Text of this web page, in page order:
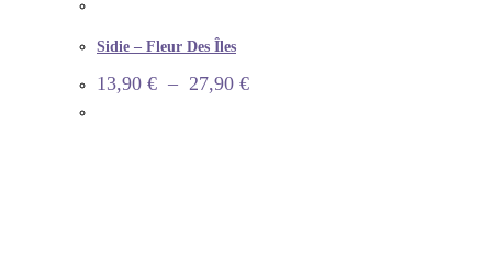
Sidie – Fleur Des Îles
13,90 € – 27,90 €